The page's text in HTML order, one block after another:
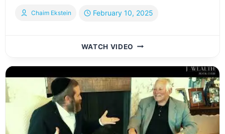
Chaim Ekstein February 10, 2025
WATCH VIDEO EPISODE
ARE
YOU
OVERLOOKING
THE
OPPORTUNITY
THAT
COULD